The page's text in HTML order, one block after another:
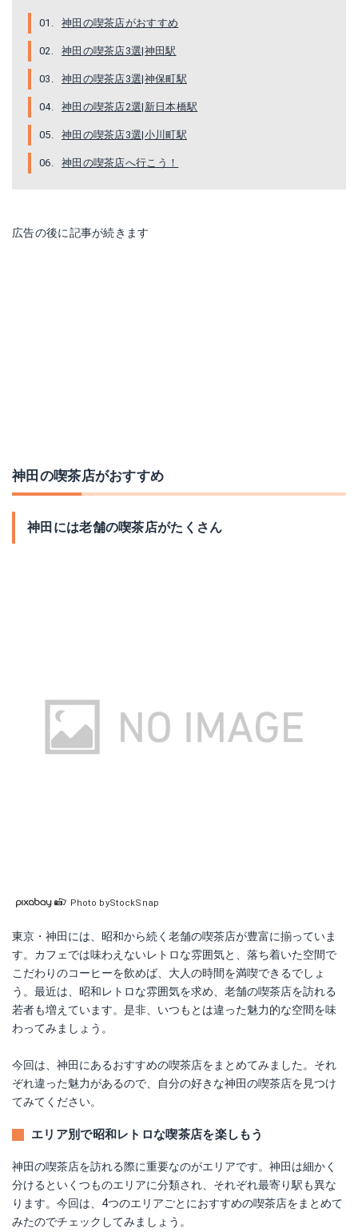
神田の喫茶店がおすすめ
神田の喫茶店3選|神田駅
神田の喫茶店3選|神保町駅
神田の喫茶店2選|新日本橋駅
神田の喫茶店3選|小川町駅
神田の喫茶店へ行こう！
広告の後に記事が続きます
神田の喫茶店がおすすめ
神田には老舗の喫茶店がたくさん
Photo byStockSnap
東京・神田には、昭和から続く老舗の喫茶店が豊富に揃っていま
す。カフェでは味わえないレトロな雰囲気と、落ち着いた空間で
こだわりのコーヒーを飲めば、大人の時間を満喫できるでしょ
う。最近は、昭和レトロな雰囲気を求め、老舗の喫茶店を訪れる
若者も増えています。是非、いつもとは違った魅力的な空間を味
わってみましょう。
今回は、神田にあるおすすめの喫茶店をまとめてみました。それ
ぞれ違った魅力があるので、自分の好きな神田の喫茶店を見つけ
てみてください。
エリア別で昭和レトロな喫茶店を楽しもう
神田の喫茶店を訪れる際に重要なのがエリアです。神田は細かく
分けるといくつものエリアに分類され、それぞれ最寄り駅も異な
ります。今回は、4つのエリアごとにおすすめの喫茶店をまとめて
みたのでチェックしてみましょう。